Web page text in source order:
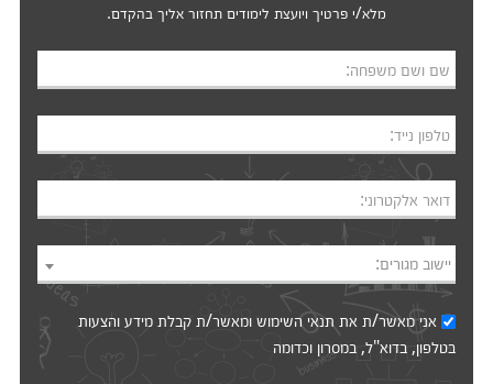
מלא/י פרטיך ויועצת לימודים תחזור אליך בהקדם.
שם ושם משפחה:
טלפון נייד:
דואר אלקטרוני:
יישוב מגורים:
אני מאשר/ת אתתנאי השימושומאשר/ת קבלת מידע והצעות
בטלפון, בדוא"ל, במסרון וכדומה‎‎